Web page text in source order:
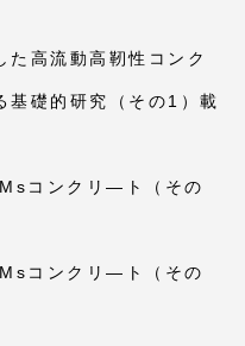
た高流動高靭性コンク
基礎的研究（その1）載
コンクリ―ト（その
コンクリ―ト（その